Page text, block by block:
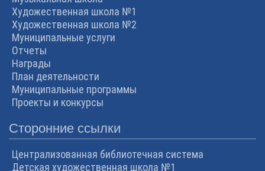
Художественная школа №1
Художественная школа №2
Муниципальные услуги
Отчеты
Награды
План деятельности
Муниципальные программы
Проекты и конкурсы
Сторонние ссылки
Централизованная библиотечная система
Детская художественная школа №1